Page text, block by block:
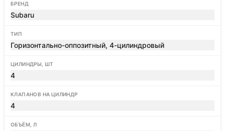
БРЕНД
Subaru
ТИП
Горизонтально-оппозитный, 4-цилиндровый
ЦИЛИНДРЫ, ШТ
4
КЛАПАНОВ НА ЦИЛИНДР
4
ОБЪЁМ, Л